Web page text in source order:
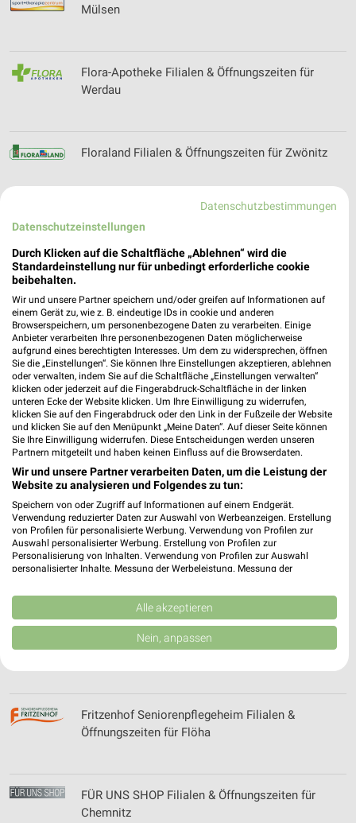
Mülsen
Flora-Apotheke Filialen & Öffnungszeiten für
Werdau
Floraland Filialen & Öffnungszeiten für Zwönitz
Franke Automobile Filialen & Öffnungszeiten für
Freiberg
Freddy Fresh Pizza Filialen & Öffnungszeiten für
Aue
Freiberger Sommernächte Filialen &
Öffnungszeiten für Freiberg
Fressnapf - aktueller Prospekt mit Angeboten für
Aue
Frische Center Filialen & Öffnungszeiten für
Grünhain-Beierfeld
FRISTO Online Prospekt für Zwickau
Fritzenhof Seniorenpflegeheim Filialen &
Öffnungszeiten für Flöha
FÜR UNS SHOP Filialen & Öffnungszeiten für
Chemnitz
Datenschutzbestimmungen
Datenschutzeinstellungen
Durch Klicken auf die Schaltfläche „Ablehnen“ wird die
Standardeinstellung nur für unbedingt erforderliche cookie
beibehalten.
Wir und unsere Partner speichern und/oder greifen auf Informationen auf
einem Gerät zu, wie z. B. eindeutige IDs in cookie und anderen
Browserspeichern, um personenbezogene Daten zu verarbeiten. Einige
Anbieter verarbeiten Ihre personenbezogenen Daten möglicherweise
aufgrund eines berechtigten Interesses. Um dem zu widersprechen, öffnen
Sie die „Einstellungen“. Sie können Ihre Einstellungen akzeptieren, ablehnen
oder verwalten, indem Sie auf die Schaltfläche „Einstellungen verwalten“
klicken oder jederzeit auf die Fingerabdruck-Schaltfläche in der linken
unteren Ecke der Website klicken. Um Ihre Einwilligung zu widerrufen,
klicken Sie auf den Fingerabdruck oder den Link in der Fußzeile der Website
und klicken Sie auf den Menüpunkt „Meine Daten“. Auf dieser Seite können
Sie Ihre Einwilligung widerrufen. Diese Entscheidungen werden unseren
Partnern mitgeteilt und haben keinen Einfluss auf die Browserdaten.
Wir und unsere Partner verarbeiten Daten, um die Leistung der
Website zu analysieren und Folgendes zu tun:
Speichern von oder Zugriff auf Informationen auf einem Endgerät.
Verwendung reduzierter Daten zur Auswahl von Werbeanzeigen. Erstellung
von Profilen für personalisierte Werbung. Verwendung von Profilen zur
Auswahl personalisierter Werbung. Erstellung von Profilen zur
Personalisierung von Inhalten. Verwendung von Profilen zur Auswahl
personalisierter Inhalte. Messung der Werbeleistung. Messung der
Kombinationen von Daten aus verschiedenen Quellen. Entwicklung und
Verbesserung der Angebote. Verwendung reduzierter Daten zur Auswahl
von Inhalten.
Daten können außerhalb der Europäischen Union weitergegeben und in die
USA gesendet werden.
Website/App.
Wir nutzen Ihre Daten für folgende Zwecke:
IAB-Verarbeitungszwecke:
Verwendung reduzierter Daten zur Auswahl von
Werbeanzeigen
Alle akzeptieren
Nein, anpassen